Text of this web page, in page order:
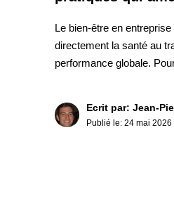
Le bien-être en
directement la santé au
performance globale.
Ecrit par: Jean-
Publié le: 24 mai 2026